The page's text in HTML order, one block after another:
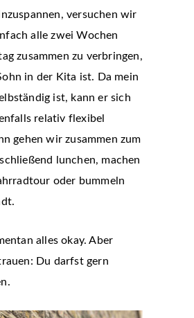
versuchen wir
alle zwei Wochen
zusammen zu verbringen,
in der Kita ist. Da mein
ist, kann er sich
relativ flexibel
gehen wir zusammen zum
lunchen, machen
oder bummeln
alles okay. Aber
Du darfst gern